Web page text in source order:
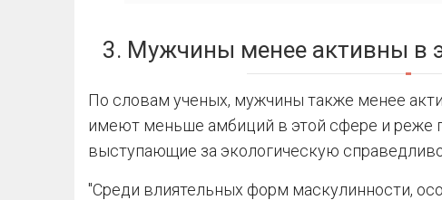
3. Мужчины менее активны в
По словам ученых, мужчины также менее
имеют меньше амбиций в этой сфере и реже
выступающие за экологическую
"Среди влиятельных форм маскулинности,